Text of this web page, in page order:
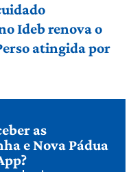
Ideb renova o
atingida por
as
e Nova Pádua